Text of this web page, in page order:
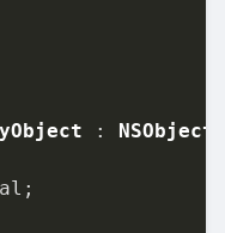
: NSObject